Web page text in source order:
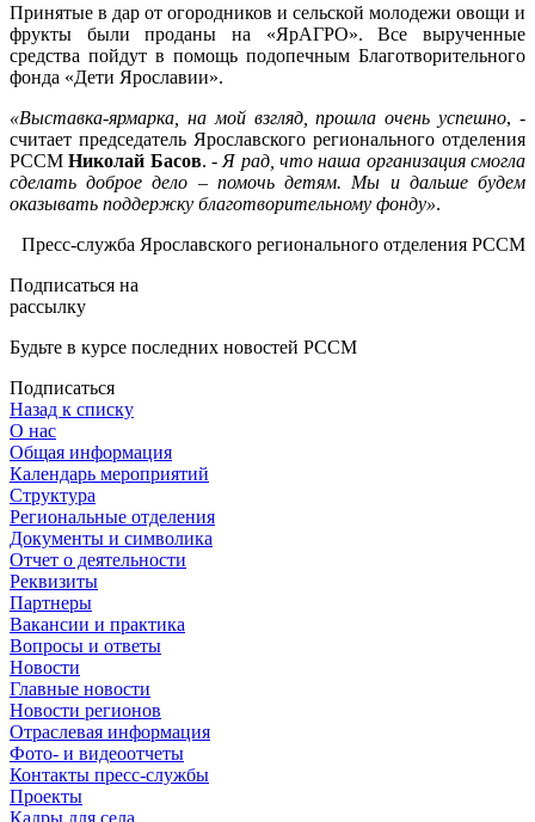
Принятые в дар от огородников и сельской молодежи овощи и
фрукты были проданы на «ЯрАГРО». Все вырученные
средства пойдут в помощь подопечным Благотворительного
фонда «Дети Ярославии».
«Выставка-ярмарка, на мой взгляд, прошла очень успешно, -
считает председатель Ярославского регионального отделения
РССМНиколай Басов. - Я рад, что наша организация смогла
сделать доброе дело – помочь детям. Мы и дальше будем
оказывать поддержку благотворительному фонду».
Пресс-служба Ярославского регионального отделения РССМ
Подписаться на
рассылку
Будьте в курсе последних новостей РССМ
Подписаться
Назад к списку
О нас
Общая информация
Календарь мероприятий
Структура
Региональные отделения
Документы и символика
Отчет о деятельности
Реквизиты
Партнеры
Вакансии и практика
Вопросы и ответы
Новости
Главные новости
Новости регионов
Отраслевая информация
Фото- и видеоотчеты
Контакты пресс-службы
Проекты
Кадры для села